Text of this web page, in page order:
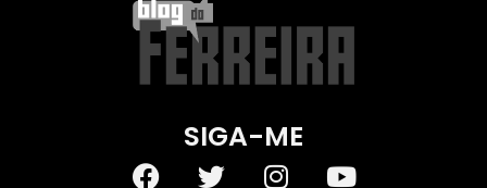
SIGA-ME